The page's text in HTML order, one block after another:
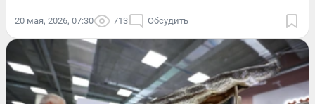
20 мая, 2026, 07:30 713 Обсудить